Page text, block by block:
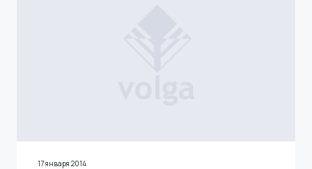
17 января 2014